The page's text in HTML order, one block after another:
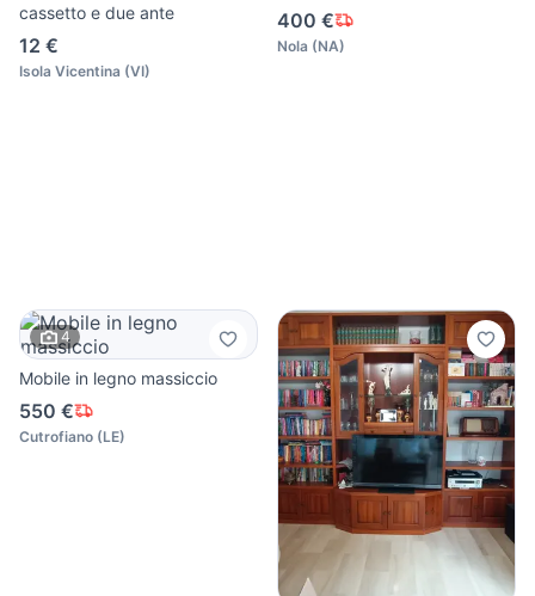
cassetto e due ante
12 €
Isola Vicentina (VI)
400 €
Nola (NA)
4
Mobile in legno massiccio
550 €
Cutrofiano (LE)